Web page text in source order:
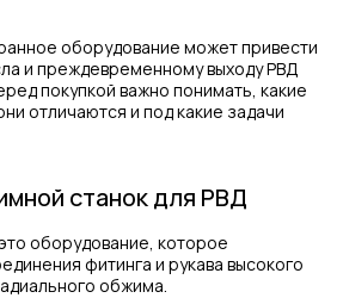
оборудование может привести
и преждевременному выходу РВД
покупкой важно понимать, какие
отличаются и под какие задачи
станок для РВД
оборудование, которое
фитинга и рукава высокого
обжима.